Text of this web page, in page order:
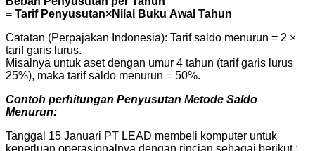
= Tarif Penyusutan×Nilai Buku Awal Tahun
Catatan (Perpajakan Indonesia): Tarif saldo menurun = 2 ×
tarif garis lurus.
Misalnya untuk aset dengan umur 4 tahun (tarif garis lurus
25%), maka tarif saldo menurun = 50%.
Contoh perhitungan Penyusutan Metode Saldo
Menurun:
Tanggal 15 Januari PT LEAD membeli komputer untuk
keperluan operasionalnya dengan rincian sebagai berikut :